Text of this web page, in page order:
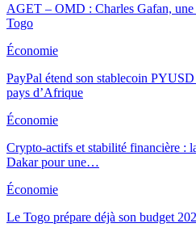
AGET – OMD : Charles Gafan,
Togo
Économie
PayPal étend son stablecoin
pays d’Afrique
Économie
Crypto-actifs et stabilité financière :
Dakar pour une…
Économie
Le Togo prépare déjà son budget